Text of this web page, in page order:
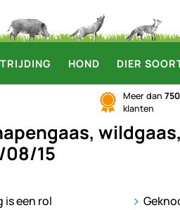
HOND DIER
Meer dan
klanten
08/15